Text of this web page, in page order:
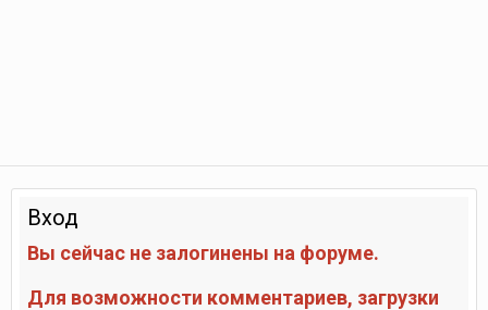
Вход
Вы сейчас не залогинены на форуме.
Для возможности комментариев, загрузки